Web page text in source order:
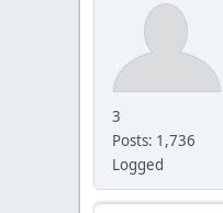
3
Posts: 1,736
Logged